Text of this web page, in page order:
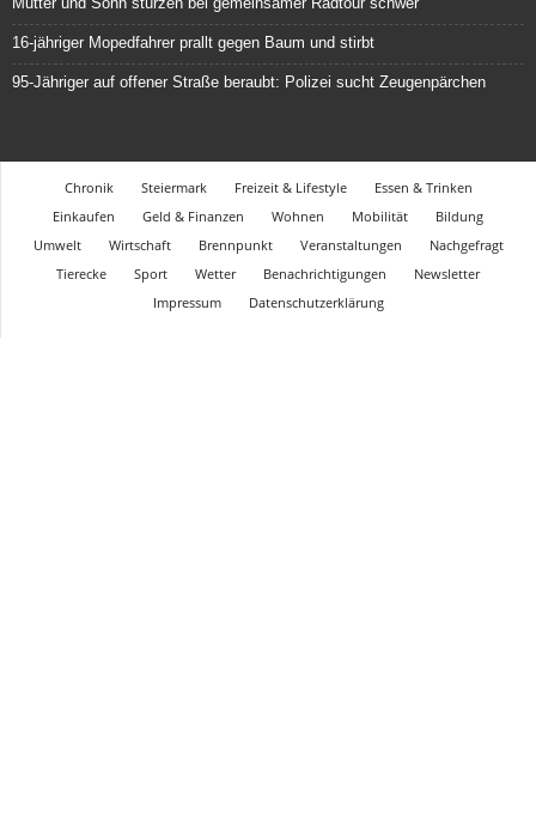
16-jähriger Mopedfahrer prallt gegen Baum und stirbt
95-Jähriger auf offener Straße beraubt: Polizei sucht Zeugenpärchen
Chronik Steiermark Freizeit & Lifestyle
Essen & Trinken
Einkaufen
Geld & Finanzen Wohnen Mobilität
Bildung
Umwelt
Wirtschaft Brennpunkt Veranstaltungen
Nachgefragt
Tierecke
Sport Wetter Benachrichtigungen
Newsletter
Impressum
Datenschutzerklärung